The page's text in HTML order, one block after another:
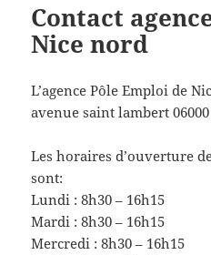
Contact
Nice nord
L’agence Pôle Emploi de
avenue saint lambert
Les horaires d’ouverture
sont:
Lundi : 8h30 – 16h15
Mardi : 8h30 – 16h15
Mercredi : 8h30 – 16h15